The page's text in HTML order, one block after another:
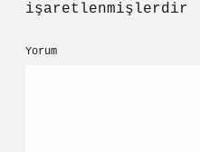
işaretlenmişlerdir
Yorum